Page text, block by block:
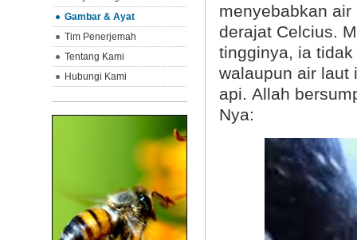
menyebabkan
derajat Celcius.
tingginya, ia
walaupun air laut
api. Allah
Nya:
Gambar & Ayat
Tim Penerjemah
Tentang Kami
Hubungi Kami